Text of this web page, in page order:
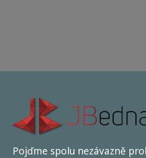
Pojďme spolu nezávazně